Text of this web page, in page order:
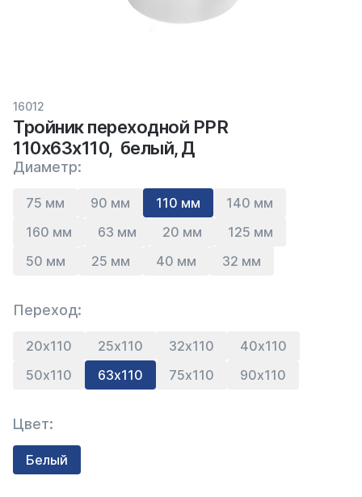
16012
Тройник переходной PPR
110х63х110, белый, Д
Диаметр:
75 мм 90 мм 110 мм
140 мм
160 мм
63 мм 20 мм
125 мм
50 мм
25 мм 40 мм 32 мм
Переход:
20х110 25х110 32х110
40х110
50х110
63х110 75х110 90х110
Цвет:
Белый